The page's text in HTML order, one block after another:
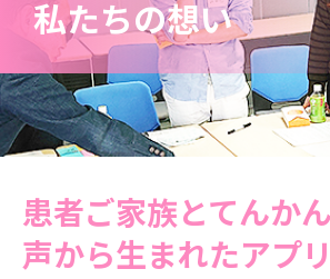
私たちの想い
患者ご家族とてんか
声から生まれたアプリ